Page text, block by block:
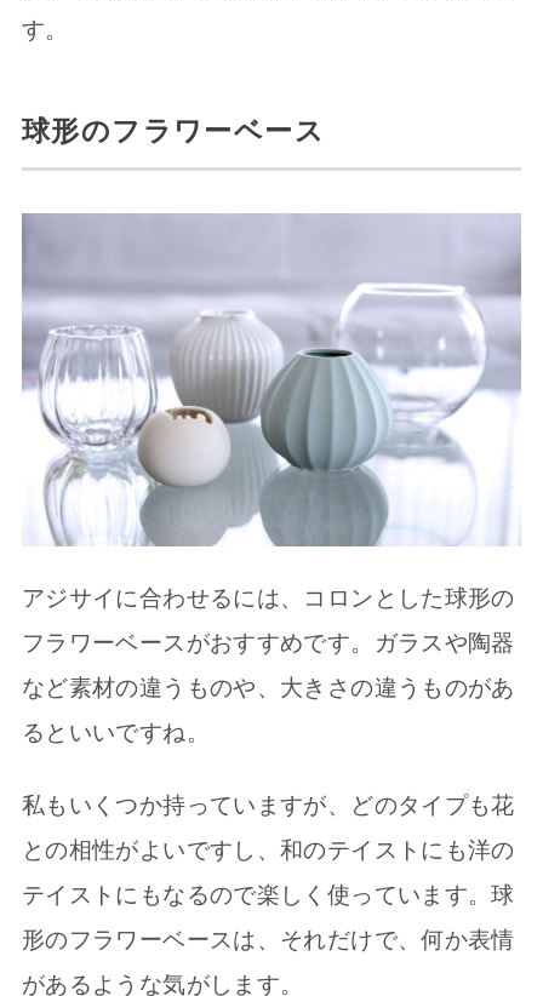
す。
球形のフラワーベース
アジサイに合わせるには、コロンとした球形の
フラワーベースがおすすめです。ガラスや陶器
など素材の違うものや、大きさの違うものがあ
るといいですね。
私もいくつか持っていますが、どのタイプも花
との相性がよいですし、和のテイストにも洋の
テイストにもなるので楽しく使っています。球
形のフラワーベースは、それだけで、何か表情
があるような気がします。